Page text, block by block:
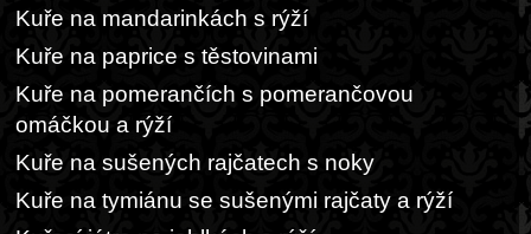
Kuře na mandarinkách s rýží
Kuře na paprice s těstovinami
Kuře na pomerančích s pomerančovou
omáčkou a rýží
Kuře na sušených rajčatech s noky
Kuře na tymiánu se sušenými rajčaty a rýží